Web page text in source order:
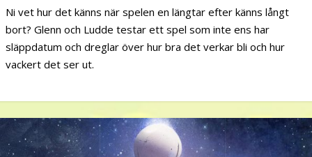
Ni vet hur det känns när spelen en längtar efter känns långt
bort? Glenn och Ludde testar ett spel som inte ens har
släppdatum och dreglar över hur bra det verkar bli och hur
vackert det ser ut.